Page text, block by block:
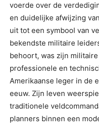
voerde over de
en duidelijke afwijzing
uit tot een symbool van
bekendste militaire
behoort, was zijn
professionele en
Amerikaanse leger in de
eeuw. Zijn leven
traditionele
planners binnen een